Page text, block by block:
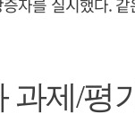
과제/평